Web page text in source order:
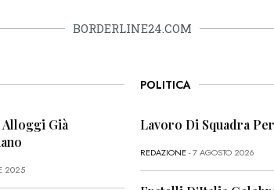
BORDERLINE24.COM
Alloggi Già
2025
POLITICA
Lavoro Di Squadra
REDAZIONE- 7 AGOSTO 2026